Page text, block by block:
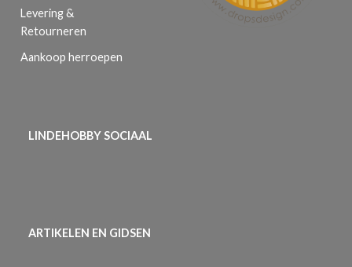
Levering &
Retourneren
Aankoop herroepen
LINDEHOBBY SOCIAAL
ARTIKELEN EN GIDSEN